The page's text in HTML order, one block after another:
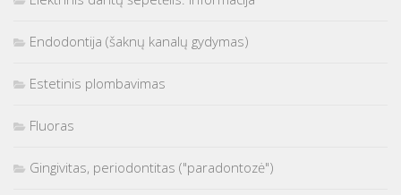
Endodontija (šaknų kanalų gydymas)
Estetinis plombavimas
Fluoras
Gingivitas, periodontitas ("paradontozė")